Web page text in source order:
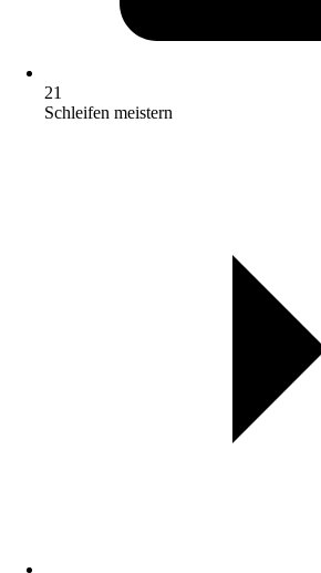
21
Schleifen meistern